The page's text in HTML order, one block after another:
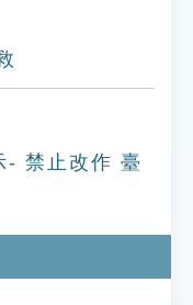
- 禁止改作 臺